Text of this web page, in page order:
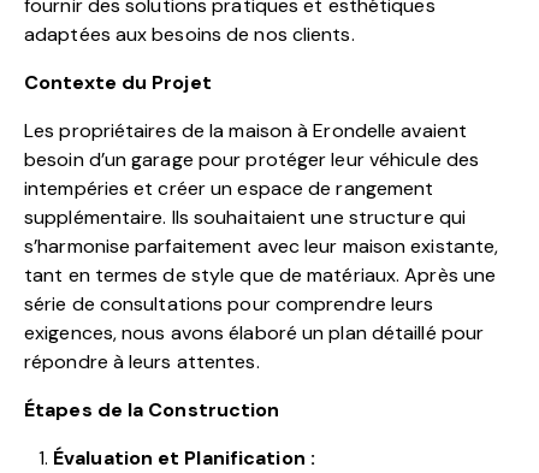
fournir des solutions pratiques et esthétiques
adaptées aux besoins de nos clients.
Contexte du Projet
Les propriétaires de la maison à Erondelle avaient
besoin d’un garage pour protéger leur véhicule des
intempéries et créer un espace de rangement
supplémentaire. Ils souhaitaient une structure qui
s’harmonise parfaitement avec leur maison existante,
tant en termes de style que de matériaux. Après une
série de consultations pour comprendre leurs
exigences, nous avons élaboré un plan détaillé pour
répondre à leurs attentes.
Étapes de la Construction
Évaluation et Planification :